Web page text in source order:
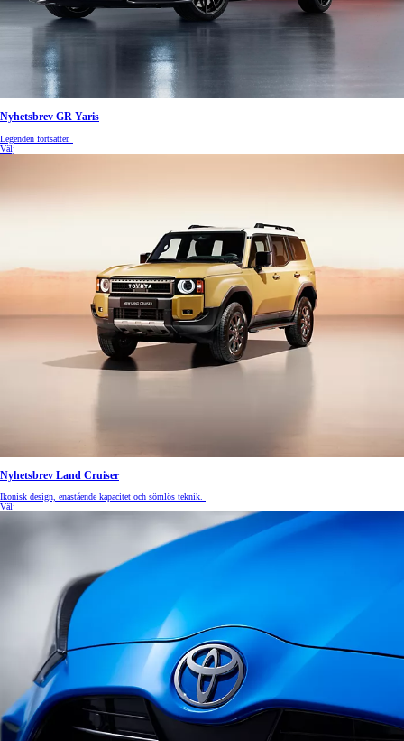
Nyhetsbrev GR Yaris
Legenden fortsätter.
Välj
Nyhetsbrev Land Cruiser
Ikonisk design, enastående kapacitet och sömlös teknik.
Välj